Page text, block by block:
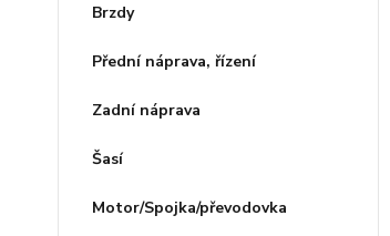
Brzdy
Přední náprava, řízení
Zadní náprava
Šasí
Motor/Spojka/převodovka